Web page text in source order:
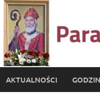
AKTUALNOŚCI